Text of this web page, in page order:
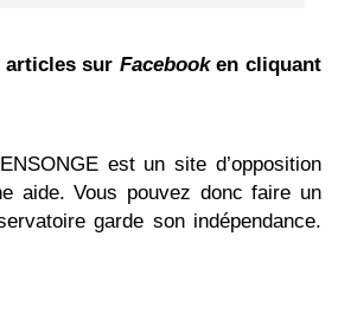
articles sur Facebook en cliquant
est un site d’opposition
aide. Vous pouvez donc faire un
garde son indépendance.